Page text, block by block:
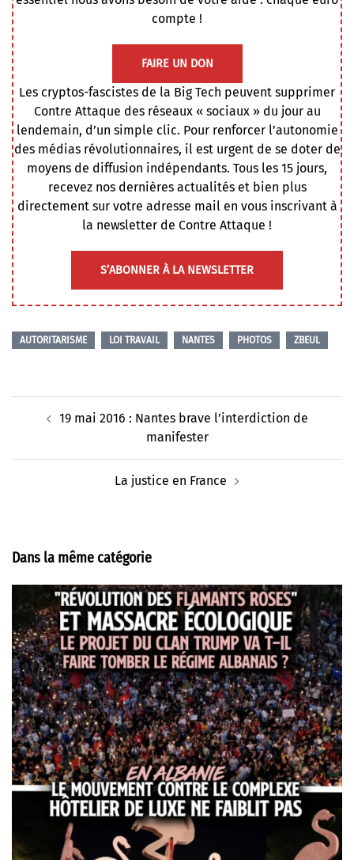
compte !
FAIRE UN DON
Les cryptos-fascistes de la Big Tech peuvent supprimer
Contre Attaque des réseaux « sociaux » du jour au
lendemain, d’un simple clic. Pour renforcer l’autonomie
des médias révolutionnaires, il est urgent de se doter de
moyens de diffusion indépendants. Tous les 15 jours,
recevez nos dernières actualités et bien plus
directement sur votre adresse mail en vous inscrivant à
la newsletter de Contre Attaque !
S’ABONNER À LA NEWSLETTER
AUTORITARISME LOI TRAVAIL NANTES PHOTOS ZBEUL
d’article19 mai 2016 : Nantes brave l’interdiction de
manifester
La justice en France
Dans la même catégorie